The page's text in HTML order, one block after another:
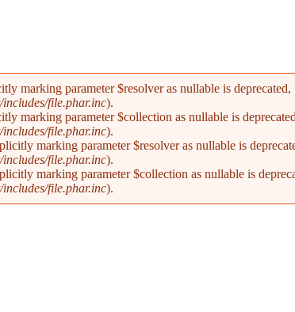
marking parameter $resolver as nullable is
file.phar.inc).
marking parameter $collection as nullable is
file.phar.inc).
marking parameter $resolver as nullable is
file.phar.inc).
marking parameter $collection as nullable is
file.phar.inc).